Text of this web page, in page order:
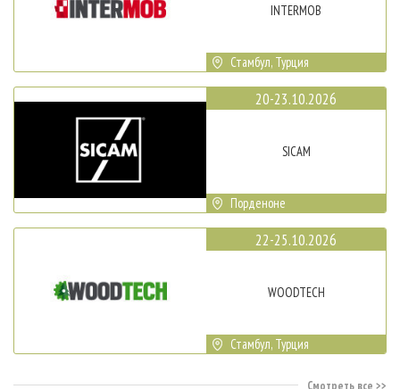
INTERMOB
Стамбул, Турция
20-23.10.2026
SICAM
Порденоне
22-25.10.2026
WOODTECH
Стамбул, Турция
Смотреть все